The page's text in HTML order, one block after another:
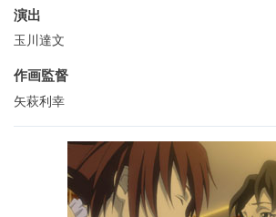
演出
玉川達文
作画監督
矢萩利幸